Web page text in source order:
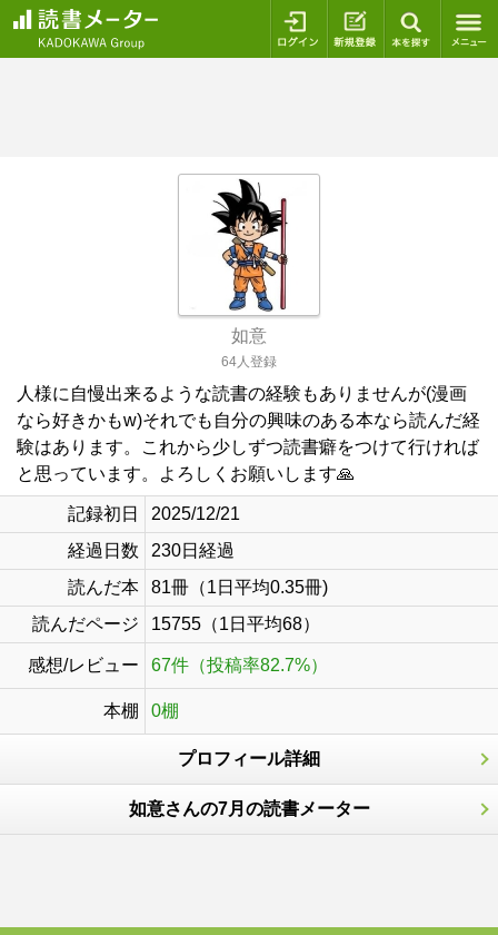
ログイン 新規登録
如意
64人登録
人様に自慢出来るような読書の経験もありませんが(漫画
なら好きかもw)それでも自分の興味のある本なら読んだ経
験はあります。これから少しずつ読書癖をつけて行ければ
と思っています。よろしくお願いします🙏
記録初日
2025/12/21
経過日数
230日経過
読んだ本
81冊（1日平均0.35冊)
読んだページ
15755（1日平均68）
感想/レビュー 67件（投稿率82.7%）
本棚 0棚
プロフィール詳細
如意さんの7月の読書メーター